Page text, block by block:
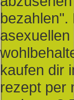
bezahlen".
kaufen dir
rezept per